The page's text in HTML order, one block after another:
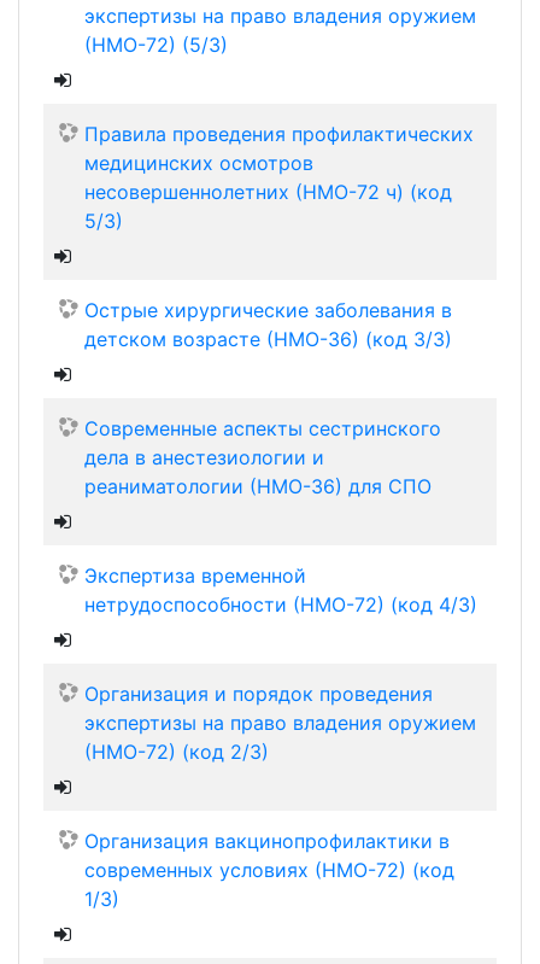
экспертизы на право владения оружием
(НМО-72) (5/3)
Правила проведения профилактических
медицинских осмотров
несовершеннолетних (НМО-72 ч) (код
5/3)
Острые хирургические заболевания в
детском возрасте (НМО-36) (код 3/3)
Современные аспекты сестринского
дела в анестезиологии и
реаниматологии (НМО-36) для СПО
Экспертиза временной
нетрудоспособности (НМО-72) (код 4/3)
Организация и порядок проведения
экспертизы на право владения оружием
(НМО-72) (код 2/3)
Организация вакцинопрофилактики в
современных условиях (НМО-72) (код
1/3)